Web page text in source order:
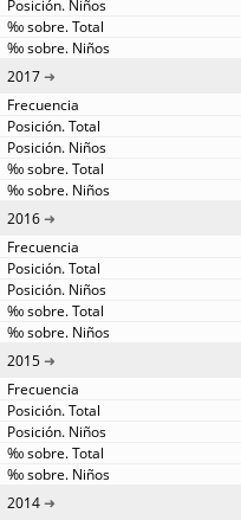
2017
2016
2015
2014